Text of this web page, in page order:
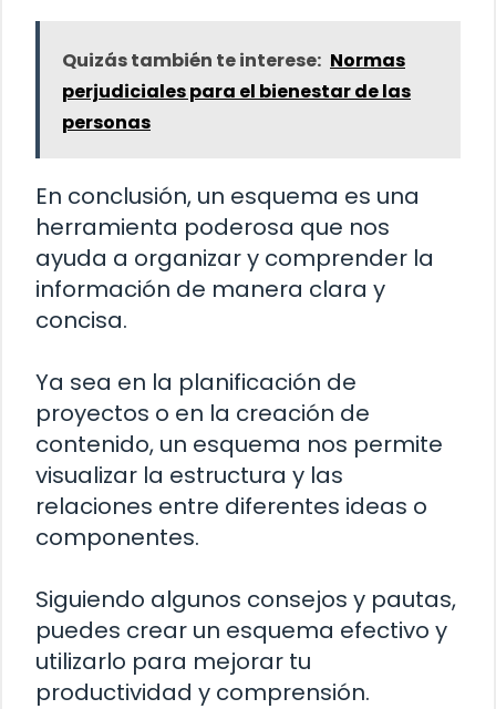
Quizás también te interese: Normas
perjudiciales para el bienestar de las
personas
En conclusión, un esquema es una
herramienta poderosa que nos
ayuda a organizar y comprender la
información de manera clara y
concisa.
Ya sea en la planificación de
proyectos o en la creación de
contenido, un esquema nos permite
visualizar la estructura y las
relaciones entre diferentes ideas o
componentes.
Siguiendo algunos consejos y pautas,
puedes crear un esquema efectivo y
utilizarlo para mejorar tu
productividad y comprensión.